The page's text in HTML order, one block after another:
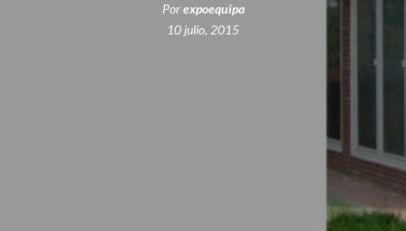
Porexpoequipa
10 julio, 2015